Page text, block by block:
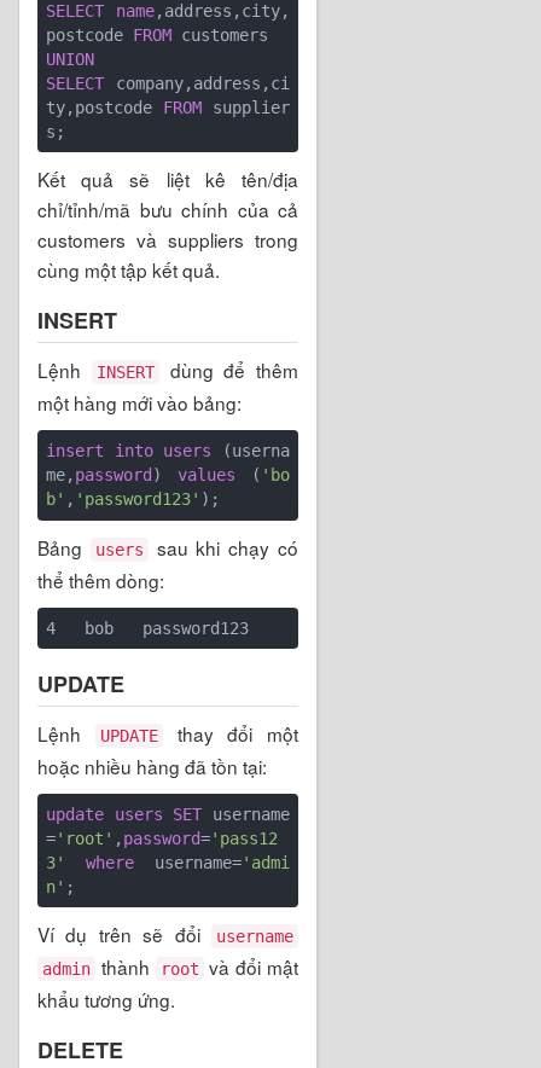
SELECT name,address,city,
postcode FROM
UNION
SELECT company,address,ci
ty,postcode FROM supplier
Kết quả sẽ liệt kê tên/địa
chỉ/tỉnh/mã bưu chính của cả
customers và suppliers trong
cùng một tập kết quả.
INSERT
Lệnh INSERT
dùng để thêm
một hàng mới vào bảng:
insert into users (userna
me, password ) values ( 'bo
b' , 'password123'
Bảng users
sau khi chạy có
thể thêm dòng:
UPDATE
Lệnh UPDATE
thay đổi một
hoặc nhiều hàng đã tồn tại:
update users SET username
='root' , password='pass12
3'
where username='admi
n'
Ví dụ trên sẽ đổi
username
admin thành root và đổi mật
khẩu tương ứng.
DELETE